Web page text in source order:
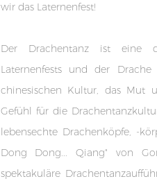
wir das Laternenfest!
Der Drachentanz ist eine
Laternenfests und der
chinesischen Kultur, das Mut
Gefühl für die
lebensechte Drachenköpfe, -
Dong Dong... Qiang" von
spektakuläre